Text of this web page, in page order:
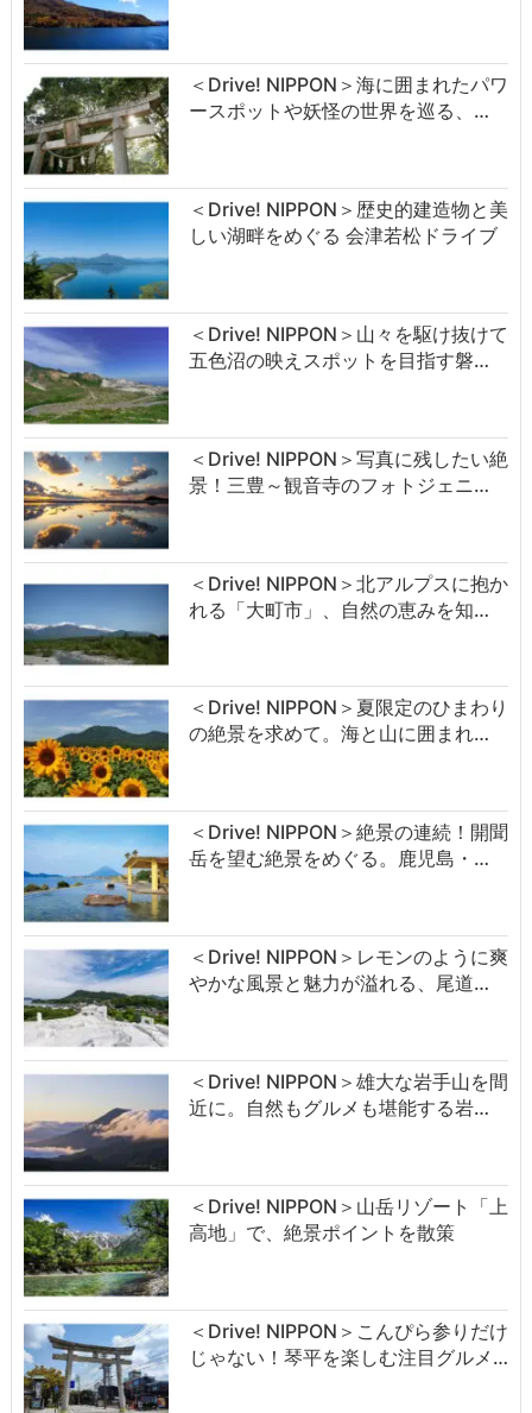
＜Drive! NIPPON＞海に囲まれたパワ
ースポットや妖怪の世界を巡る、…
＜Drive! NIPPON＞歴史的建造物と美
しい湖畔をめぐる 会津若松ドライブ
＜Drive! NIPPON＞山々を駆け抜けて
五色沼の映えスポットを目指す磐…
＜Drive! NIPPON＞写真に残したい絶
景！三豊～観音寺のフォトジェニ…
＜Drive! NIPPON＞北アルプスに抱か
れる「大町市」、自然の恵みを知…
＜Drive! NIPPON＞夏限定のひまわり
の絶景を求めて。海と山に囲まれ…
＜Drive! NIPPON＞絶景の連続！開聞
岳を望む絶景をめぐる。鹿児島・…
＜Drive! NIPPON＞レモンのように爽
やかな風景と魅力が溢れる、尾道…
＜Drive! NIPPON＞雄大な岩手山を間
近に。自然もグルメも堪能する岩…
＜Drive! NIPPON＞山岳リゾート「上
高地」で、絶景ポイントを散策
＜Drive! NIPPON＞こんぴら参りだけ
じゃない！琴平を楽しむ注目グルメ…